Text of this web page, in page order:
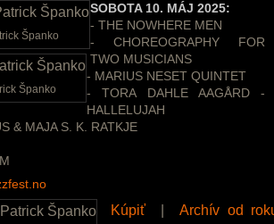
Španko
Španko
SOBOTA 10. MÁJ 2025:
- THE NOWHERE MEN
- CHOREOGRAPHY FOR
TWO MUSICIANS
- MARIUS NESET QUINTET
- TORA DAHLE AAGÅRD -
HALLELUJAH
& MAJA S. K. RATKJE
Kúpiť
Archív od